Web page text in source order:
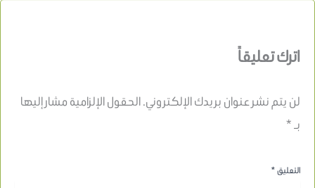
اترك تعليقاً
لن يتم نشر عنوان بريدك الإلكتروني.الحقول الإلزامية مشار إليها
بـ*
التعليق*